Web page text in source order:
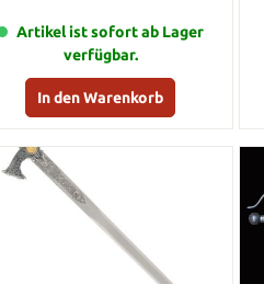
Artikel ist sofort ab Lager
verfügbar.
In den Warenkorb